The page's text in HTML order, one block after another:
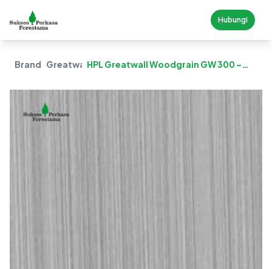
Hubungi
Brand GreatwallHPL Greatwall Woodgrain GW 300 –